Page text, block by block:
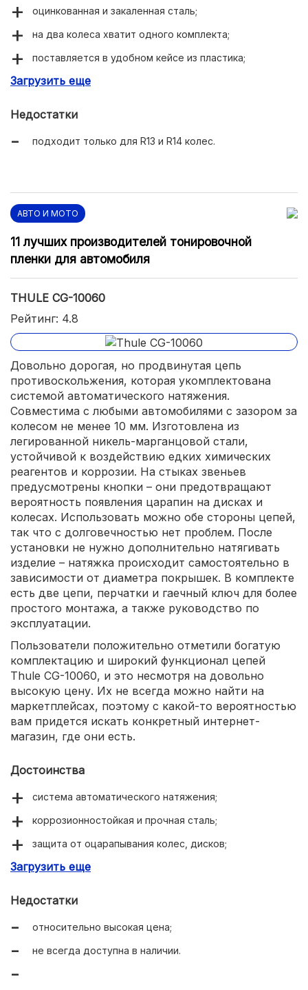
оцинкованная и закаленная сталь;
на два колеса хватит одного комплекта;
поставляется в удобном кейсе из пластика;
легко устанавливается на стоящий авто;
Загрузить еще
Недостатки
подходит только для R13 и R14 колес.
АВТО И МОТО
11 лучших производителей тонировочной
пленки для автомобиля
THULE CG-10060
Рейтинг: 4.8
Довольно дорогая, но продвинутая цепь
противоскольжения, которая укомплектована
системой автоматического натяжения.
Совместима с любыми автомобилями с зазором за
колесом не менее 10 мм. Изготовлена из
легированной никель-марганцовой стали,
устойчивой к воздействию едких химических
реагентов и коррозии. На стыках звеньев
предусмотрены кнопки – они предотвращают
вероятность появления царапин на дисках и
колесах. Использовать можно обе стороны цепей,
так что с долговечностью нет проблем. После
установки не нужно дополнительно натягивать
изделие – натяжка происходит самостоятельно в
зависимости от диаметра покрышек. В комплекте
есть две цепи, перчатки и гаечный ключ для более
простого монтажа, а также руководство по
эксплуатации.
Пользователи положительно отметили богатую
комплектацию и широкий функционал цепей
Thule CG-10060, и это несмотря на довольно
высокую цену. Их не всегда можно найти на
маркетплейсах, поэтому с какой-то вероятностью
вам придется искать конкретный интернет-
магазин, где они есть.
Достоинства
система автоматического натяжения;
коррозионностойкая и прочная сталь;
защита от оцарапывания колес, дисков;
можно использовать обе стороны цепей;
Загрузить еще
Недостатки
относительно высокая цена;
не всегда доступна в наличии.